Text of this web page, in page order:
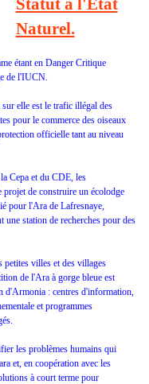
Statut à l'État
Naturel.
étant en Danger Critique
de l'IUCN.
elle est le trafic illégal des
pour le commerce des oiseaux
officielle tant au niveau
Cepa et du CDE, les
de construire un écolodge
pour l'Ara de Lafresnaye,
une station de recherches pour des
petites villes et des villages
de l'Ara à gorge bleue est
d'Armonia : centres d'information,
et programmes
les problèmes humains qui
et, en coopération avec les
à court terme pour